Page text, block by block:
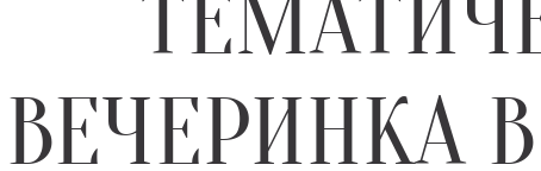
ВЕЧЕРИНКА